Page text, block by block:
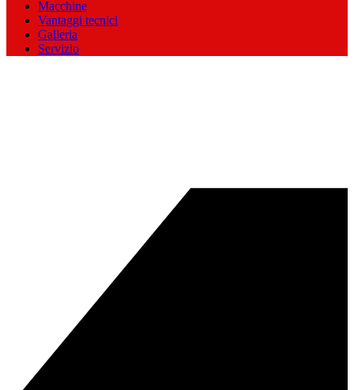
Macchine
Vantaggi tecnici
Galleria
Servizio